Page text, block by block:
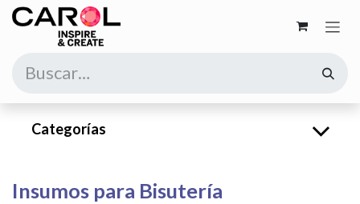
Ir al contenido
Categorías
Insumos para Bisutería